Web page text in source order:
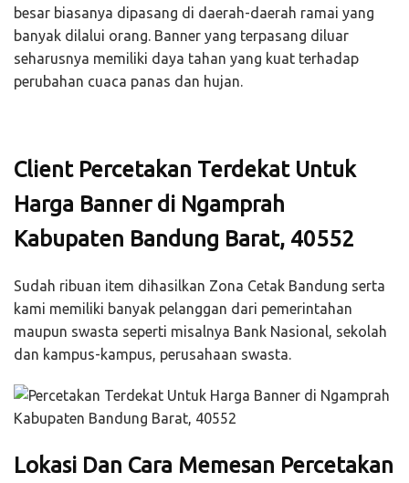
besar biasanya dipasang di daerah-daerah ramai yang
banyak dilalui orang. Banner yang terpasang diluar
seharusnya memiliki daya tahan yang kuat terhadap
perubahan cuaca panas dan hujan.
Client Percetakan Terdekat Untuk
Harga Banner di Ngamprah
Kabupaten Bandung Barat, 40552
Sudah ribuan item dihasilkan Zona Cetak Bandung serta
kami memiliki banyak pelanggan dari pemerintahan
maupun swasta seperti misalnya Bank Nasional, sekolah
dan kampus-kampus, perusahaan swasta.
Lokasi Dan Cara Memesan Percetakan